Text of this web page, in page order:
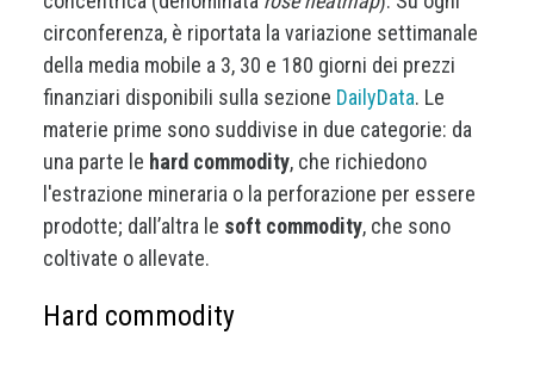
circonferenza, è riportata la variazione settimanale
della media mobile a 3, 30 e 180 giorni dei prezzi
finanziari disponibili sulla sezione DailyData. Le
materie prime sono suddivise in due categorie: da
una parte le hard commodity, che richiedono
l'estrazione mineraria o la perforazione per essere
prodotte; dall’altra le soft commodity, che sono
coltivate o allevate.
Hard commodity